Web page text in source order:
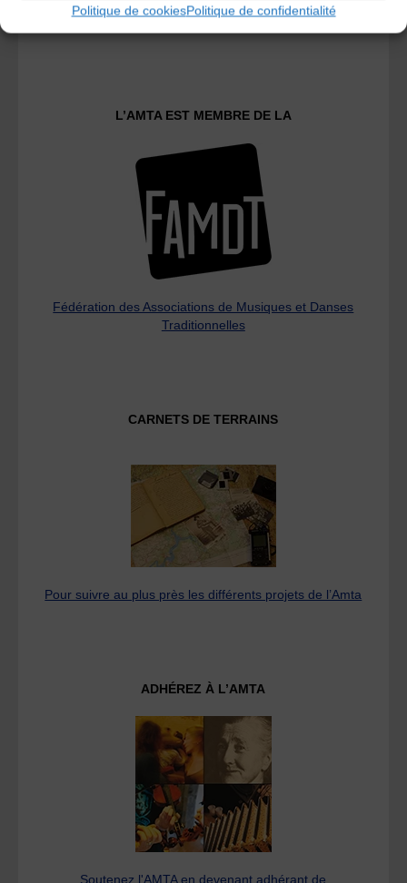
Politique de cookiesPolitique de confidentialité
Le distributeur des musiques Trad'
L’AMTA EST MEMBRE DE LA
Fédération des Associations de Musiques et Danses
Traditionnelles
CARNETS DE TERRAINS
Pour suivre au plus près les différents projets de l’Amta
ADHÉREZ À L’AMTA
Soutenez l'AMTA en devenant adhérant de